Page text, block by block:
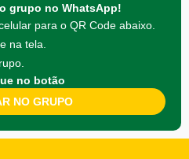
grupo no WhatsApp!
para o QR Code abaixo.
na tela.
no botão
NO GRUPO